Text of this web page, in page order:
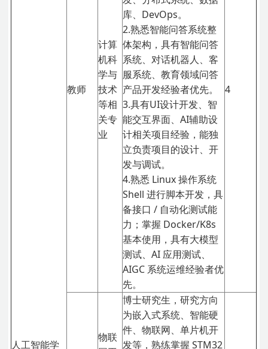
人工智能学
教师
计算
机科
学与
技术
等相
关专
业
库、DevOps。
2.熟悉智能问答系统整
体架构，具有智能问答
系统、对话机器人、客
服系统、教育领域问答
产品开发经验者优先。
3.具有UI设计开发、智
能交互界面、AI辅助设
计相关项目经验，能独
立负责项目的设计、开
发与调试。
4.熟悉 Linux 操作系统
Shell 进行脚本开发，具
备接口 / 自动化测试能
力；掌握 Docker/K8s
基本使用，具有大模型
测试、AI 应用测试、
AIGC 系统运维经验者优
先。
4
物联
博士研究生，研究方向
为嵌入式系统、智能硬
件、物联网、单片机开
发等，熟练掌握 STM32